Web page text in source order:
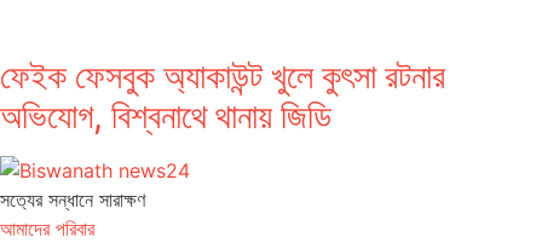
ফেইক ফেসবুক অ্যাকাউন্ট খুলে কুৎসা রটনার
অভিযোগ, বিশ্বনাথে থানায় জিডি
সত‌্যের সন্ধানে সারাক্ষণ
আমাদের পরিবার